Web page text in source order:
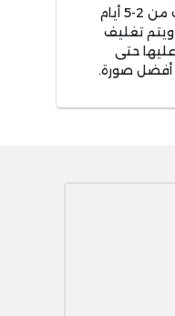
يستغرق الشحن في جاب من 2-5 أيام
ويتم تغليف
حتى
أفضل صورة.